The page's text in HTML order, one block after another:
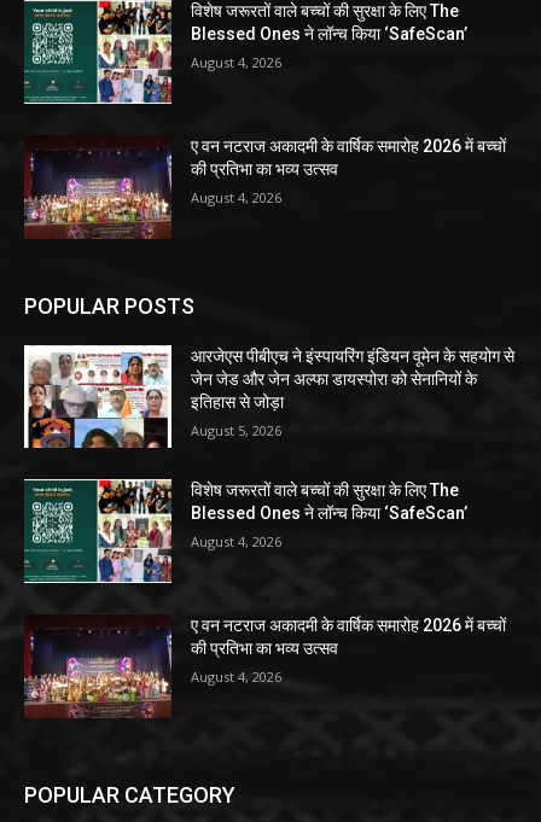
विशेष जरूरतों वाले बच्चों की सुरक्षा के लिए The
Blessed Ones ने लॉन्च किया ‘SafeScan’
August 4, 2026
ए वन नटराज अकादमी के वार्षिक समारोह 2026 में बच्चों
की प्रतिभा का भव्य उत्सव
August 4, 2026
POPULAR POSTS
आरजेएस पीबीएच ने इंस्पायरिंग इंडियन वूमेन के सहयोग से
जेन जेड और जेन अल्फा डायस्पोरा को सेनानियों के
इतिहास से जोड़ा
August 5, 2026
विशेष जरूरतों वाले बच्चों की सुरक्षा के लिए The
Blessed Ones ने लॉन्च किया ‘SafeScan’
August 4, 2026
ए वन नटराज अकादमी के वार्षिक समारोह 2026 में बच्चों
की प्रतिभा का भव्य उत्सव
August 4, 2026
POPULAR CATEGORY